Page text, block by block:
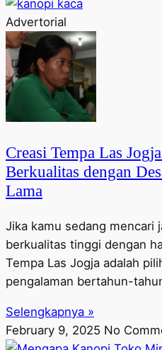
Advertorial
Creasi Tempa Las
Berkualitas dengan
Lama
Jika kamu sedang mencari
berkualitas tinggi dengan
Tempa Las Jogja adalah
pengalaman bertahun-
Selengkapnya »
February 9, 2025 No